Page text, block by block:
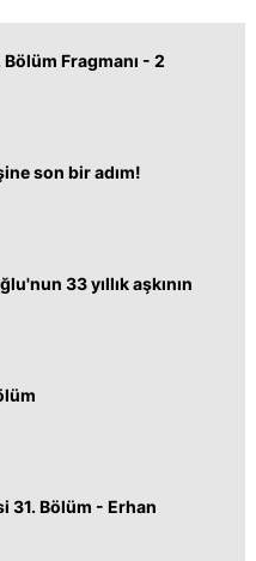
Bölüm Fragmanı - 2
son bir adım!
33 yıllık aşkının
31. Bölüm - Erhan